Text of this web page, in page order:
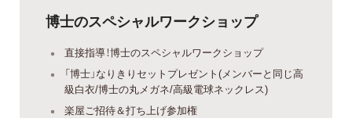
博士のスペシャルワークショップ
直接指導！博士のスペシャルワークショップ
「博士」なりきりセットプレゼント(メンバーと同じ高
級白衣/博士の丸メガネ/高級電球ネックレス)
楽屋ご招待＆打ち上げ参加権